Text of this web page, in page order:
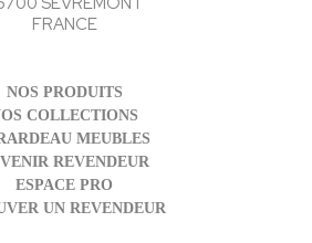
FRANCE
NOS PRODUITS
COLLECTIONS
MEUBLES
REVENDEUR
ESPACE PRO
UN REVENDEUR